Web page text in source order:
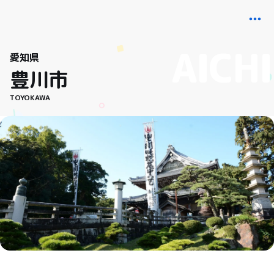
愛知県
豊川市
TOYOKAWA